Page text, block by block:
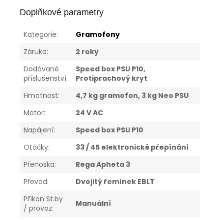
Doplňkové parametry
Kategorie:
Gramofony
Záruka:
2 roky
Dodávané
příslušenství:
Speed box PSU P10,
Protiprachový kryt
Hmotnost:
4,7 kg gramofon, 3 kg Neo PSU
Motor:
24 V AC
Napájení:
Speed box PSU P10
Otáčky:
33 / 45 elektronické přepínání
Přenoska:
Rega Apheta 3
Převod:
Dvojitý řemínek EBLT
Příkon St.by
/ provoz: Manuální